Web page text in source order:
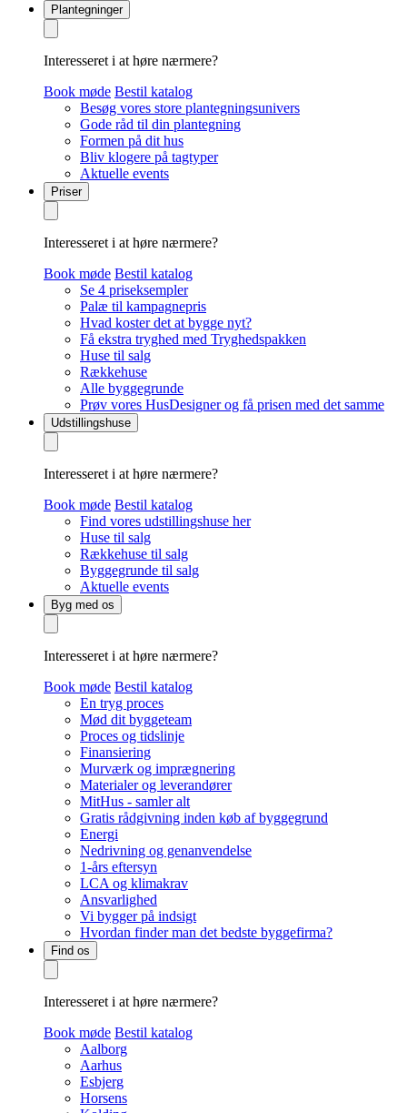
Plantegninger
Interesseret i at høre nærmere?
Book møde Bestil katalog
Besøg vores store plantegningsunivers
Gode råd til din plantegning
Formen på dit hus
Bliv klogere på tagtyper
Aktuelle events
Priser
Interesseret i at høre nærmere?
Book møde Bestil katalog
Se 4 priseksempler
Palæ til kampagnepris
Hvad koster det at bygge nyt?
Få ekstra tryghed med Tryghedspakken
Huse til salg
Rækkehuse
Alle byggegrunde
Prøv vores HusDesigner og få prisen med det samme
Udstillingshuse
Interesseret i at høre nærmere?
Book møde Bestil katalog
Find vores udstillingshuse her
Huse til salg
Rækkehuse til salg
Byggegrunde til salg
Aktuelle events
Byg med os
Interesseret i at høre nærmere?
Book møde Bestil katalog
En tryg proces
Mød dit byggeteam
Proces og tidslinje
Finansiering
Murværk og imprægnering
Materialer og leverandører
MitHus - samler alt
Gratis rådgivning inden køb af byggegrund
Energi
Nedrivning og genanvendelse
1-års eftersyn
LCA og klimakrav
Ansvarlighed
Vi bygger på indsigt
Hvordan finder man det bedste byggefirma?
Find os
Interesseret i at høre nærmere?
Book møde Bestil katalog
Aalborg
Aarhus
Esbjerg
Horsens